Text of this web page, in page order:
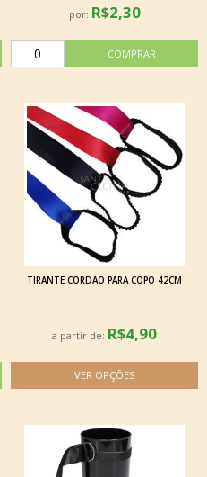
por: R$2,30
TIRANTE CORDÃO PARA COPO 42CM
a partir de: R$4,90